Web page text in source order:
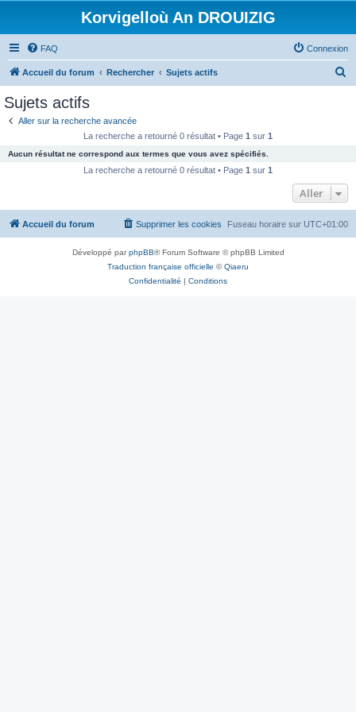
Korvigelloù An DROUIZIG
FAQ Connexion
Accueil du forum Rechercher Sujets actifs
c
e
Sujets actifs
Aller sur la recherche avancée
La recherche a retourné 0 résultat • Page 1 sur 1
Aucun résultat ne correspond aux termes que vous avez spécifiés.
La recherche a retourné 0 résultat • Page 1 sur 1
Aller
Accueil du forum Fuseau horaire sur UTC+01:00
Supprimer les cookies
Développé parphpBB® Forum Software © phpBB Limited
Traduction française officielle ©Qiaeru
Confidentialité | Conditions